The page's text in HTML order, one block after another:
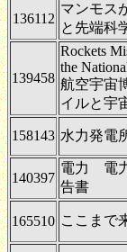
136112
マンモス
と先端科
139458
Rockets
the
航空宇宙
イルと宇
158143 水力発
140397
電力 電
告書
165510 ここまで